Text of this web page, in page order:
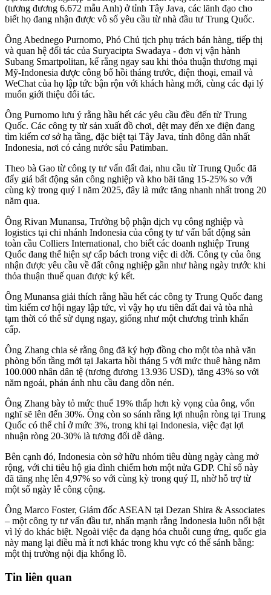
(tương đương 6.672 mẫu Anh) ở tỉnh Tây Java, các lãnh đạo cho
biết họ đang nhận được vô số yêu cầu từ nhà đầu tư Trung Quốc.
Ông Abednego Purnomo, Phó Chủ tịch phụ trách bán hàng, tiếp thị
và quan hệ đối tác của Suryacipta Swadaya - đơn vị vận hành
Subang Smartpolitan, kể rằng ngay sau khi thỏa thuận thương mại
Mỹ-Indonesia được công bố hồi tháng trước, điện thoại, email và
WeChat của họ lập tức bận rộn với khách hàng mới, cùng các đại lý
muốn giới thiệu đối tác.
Ông Purnomo lưu ý rằng hầu hết các yêu cầu đều đến từ Trung
Quốc. Các công ty từ sản xuất đồ chơi, dệt may đến xe điện đang
tìm kiếm cơ sở hạ tầng, đặc biệt tại Tây Java, tỉnh đông dân nhất
Indonesia, nơi có cảng nước sâu Patimban.
Theo bà Gao từ công ty tư vấn đất đai, nhu cầu từ Trung Quốc đã
đẩy giá bất động sản công nghiệp và kho bãi tăng 15-25% so với
cùng kỳ trong quý I năm 2025, đây là mức tăng nhanh nhất trong 20
năm qua.
Ông Rivan Munansa, Trưởng bộ phận dịch vụ công nghiệp và
logistics tại chi nhánh Indonesia của công ty tư vấn bất động sản
toàn cầu Colliers International, cho biết các doanh nghiệp Trung
Quốc đang thể hiện sự cấp bách trong việc di dời. Công ty của ông
nhận được yêu cầu về đất công nghiệp gần như hàng ngày trước khi
thỏa thuận thuế quan được ký kết.
Ông Munansa giải thích rằng hầu hết các công ty Trung Quốc đang
tìm kiếm cơ hội ngay lập tức, vì vậy họ ưu tiên đất đai và tòa nhà
tạm thời có thể sử dụng ngay, giống như một chương trình khẩn
cấp.
Ông Zhang chia sẻ rằng ông đã ký hợp đồng cho một tòa nhà văn
phòng bốn tầng mới tại Jakarta hồi tháng 5 với mức thuê hàng năm
100.000 nhân dân tệ (tương đương 13.936 USD), tăng 43% so với
năm ngoái, phản ánh nhu cầu đang dồn nén.
Ông Zhang bày tỏ mức thuế 19% thấp hơn kỳ vọng của ông, vốn
nghĩ sẽ lên đến 30%. Ông còn so sánh rằng lợi nhuận ròng tại Trung
Quốc có thể chỉ ở mức 3%, trong khi tại Indonesia, việc đạt lợi
nhuận ròng 20-30% là tương đối dễ dàng.
Bên cạnh đó, Indonesia còn sở hữu nhóm tiêu dùng ngày càng mở
rộng, với chi tiêu hộ gia đình chiếm hơn một nửa GDP. Chỉ số này
đã tăng nhẹ lên 4,97% so với cùng kỳ trong quý II, nhờ hỗ trợ từ
một số ngày lễ công cộng.
Ông Marco Foster, Giám đốc ASEAN tại Dezan Shira & Associates
– một công ty tư vấn đầu tư, nhấn mạnh rằng Indonesia luôn nổi bật
vì lý do khác biệt. Ngoài việc đa dạng hóa chuỗi cung ứng, quốc gia
này mang lại điều mà ít nơi khác trong khu vực có thể sánh bằng:
một thị trường nội địa khổng lồ.
Tin liên quan